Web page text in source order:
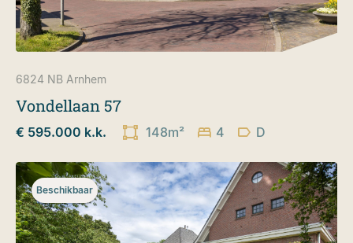
6824 NBArnhem
Vondellaan 57
€ 595.000 k.k. 148m² 4 D
Beschikbaar